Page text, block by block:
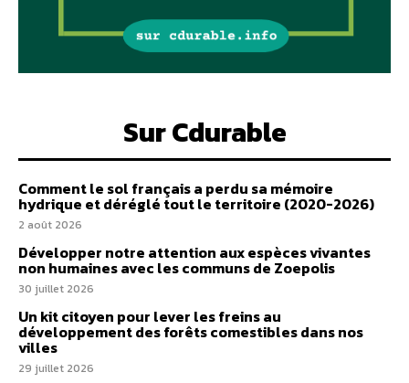
Sur Cdurable
Comment le sol français a perdu sa mémoire
hydrique et déréglé tout le territoire (2020-2026)
2 août 2026
Développer notre attention aux espèces vivantes
non humaines avec les communs de Zoepolis
30 juillet 2026
Un kit citoyen pour lever les freins au
développement des forêts comestibles dans nos
villes
29 juillet 2026